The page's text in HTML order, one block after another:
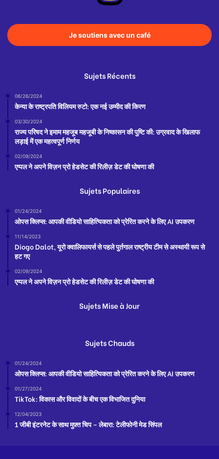
Je soutiens avec un café
Sujets Récents
06/26/2024
केन्या के राष्ट्रपति विलियम रुटो: एक नई उम्मीद की किरण
03/30/2024
राज्य परिषद ने इमाम महजूब महजूबी के निष्कासन की पुष्टि की: उग्रवाद के खिलाफ
लड़ाई में एक महत्वपूर्ण निर्णय
02/09/2024
एप्पल ने अपने विज़न प्रो हेडसेट की रिलीज़ डेट की घोषणा की
Sujets Populaires
01/24/2024
ओपस क्लिप्स: आपकी वीडियो साहित्यिकता को प्रेरित करने के लिए AI उपकरण
11/14/2023
Diogo Dalot, यूरो क्वालिफायर्स से पहले पुर्तगाल राष्ट्रीय टीम से अस्थायी रूप से
हट गए
02/09/2024
एप्पल ने अपने विज़न प्रो हेडसेट की रिलीज़ डेट की घोषणा की
Sujets Mise à Jour
Sujets Chauds
01/24/2024
ओपस क्लिप्स: आपकी वीडियो साहित्यिकता को प्रेरित करने के लिए AI उपकरण
01/27/2024
TikTok: विकास और विवादों के बीच एक विभाजित दुनिया
12/04/2023
1 जीबी इंटरनेट के साथ मुफ़्त चिप – लेबारा: टेलीफोनी मेड सिंपल